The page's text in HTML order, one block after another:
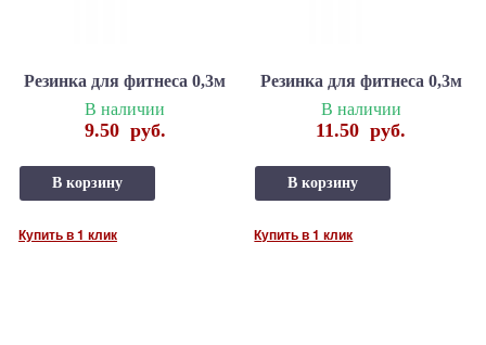
Резинка для фитнеса 0,3м
В наличии
9.50 руб.
В корзину
Купить в 1 клик
Резинка для фитнеса 0,3м
В наличии
11.50 руб.
В корзину
Купить в 1 клик